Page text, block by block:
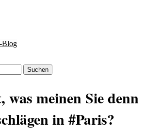
Blog
meinen Sie denn
in #Paris?